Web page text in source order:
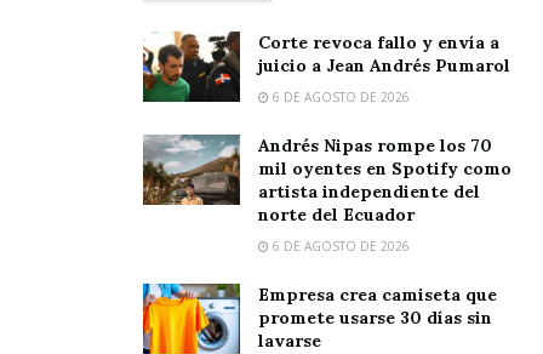
Corte revoca fallo y envía a
juicio a Jean Andrés Pumarol
6 DE AGOSTO DE 2026
Andrés Nipas rompe los 70
mil oyentes en Spotify como
artista independiente del
norte del Ecuador
6 DE AGOSTO DE 2026
Empresa crea camiseta que
promete usarse 30 días sin
lavarse